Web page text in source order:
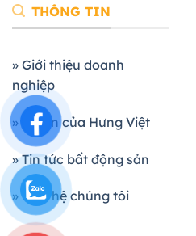
THÔNG TIN
» Giới thiệu doanh
nghiệp
» Dự án của Hưng Việt
» Tin tức bất động sản
» Liên hệ chúng tôi